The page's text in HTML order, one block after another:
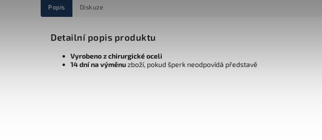
Popis Diskuze
Detailní popis produktu
Vyrobeno z chirurgické oceli
14 dní na výměnuzboží, pokud šperk neodpovídá představě